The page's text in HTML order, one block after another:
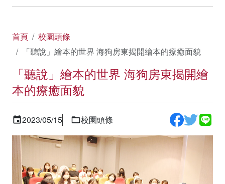
首頁
校園頭條
「聽說」繪本的世界 海狗房東揭開繪本的療癒面貌
「聽說」繪本的世界 海狗房東揭開繪
本的療癒面貌
2023/05/15 校園頭條